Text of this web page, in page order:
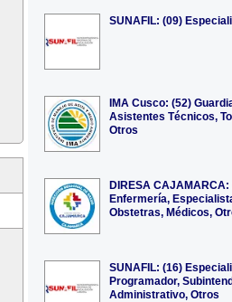
SUNAFIL: (09)
IMA Cusco: (52)
Asistentes Técnicos,
Otros
DIRESA
Enfermería,
Obstetras, Médicos,
SUNAFIL: (16)
Programador,
Administrativo, Otros